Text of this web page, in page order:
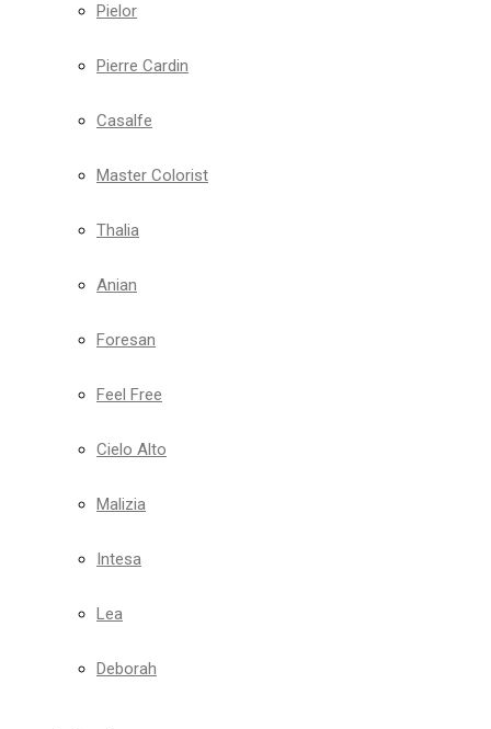
Pielor
Pierre Cardin
Casalfe
Master Colorist
Thalia
Anian
Foresan
Feel Free
Cielo Alto
Malizia
Intesa
Lea
Deborah